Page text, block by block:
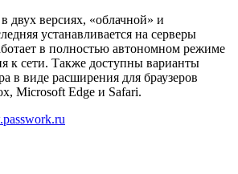
двух версиях, «облачной» и
устанавливается на серверы
в полностью автономном режиме
к сети. Также доступны варианты
в виде расширения для браузеров
Microsoft Edge и Safari.